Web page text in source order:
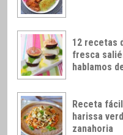
12 recetas
fresca
hablamos
Receta
harissa
zanahoria